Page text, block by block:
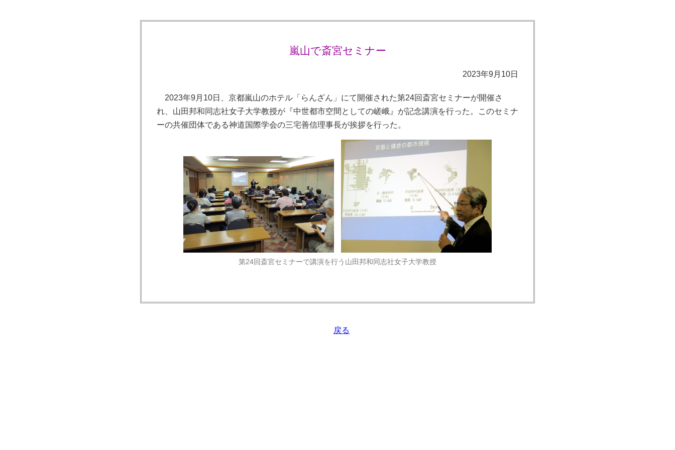
嵐山で斎宮セミナー
2023年9月10日
2023年9月10日、京都嵐山のホテル「らんざん」にて開催された第24回斎宮セミナーが開催さ
れ、山田邦和同志社女子大学教授が『中世都市空間としての嵯峨』が記念講演を行った。このセミナ
ーの共催団体である神道国際学会の三宅善信理事長が挨拶を行った。
第24回斎宮セミナーで講演を行う山田邦和同志社女子大学教授
戻る